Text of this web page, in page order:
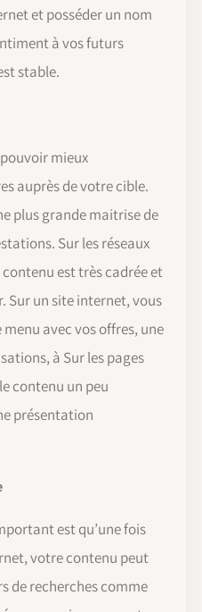
et posséder un nom
à vos futurs
stable.
mieux
auprès de votre cible.
plus grande maitrise de
Sur les réseaux
est très cadrée et
Sur un site internet, vous
avec vos offres, une
à Sur les pages
contenu un peu
présentation
est qu’une fois
votre contenu peut
de recherches comme